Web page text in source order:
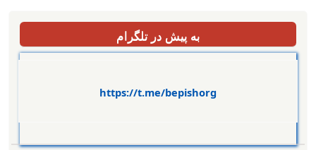
به پیش در تلگرام
https://t.me/bepishorg